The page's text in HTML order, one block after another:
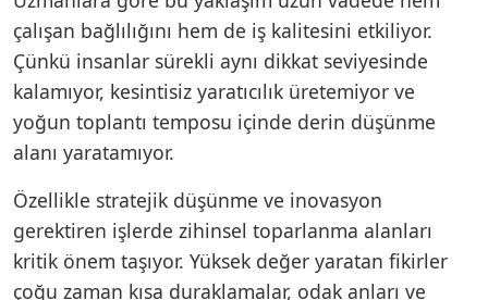
çalışan bağlılığını hem de iş kalitesini etkiliyor.
Çünkü insanlar sürekli aynı dikkat seviyesinde
kalamıyor, kesintisiz yaratıcılık üretemiyor ve
yoğun toplantı temposu içinde derin düşünme
alanı yaratamıyor.
Özellikle stratejik düşünme ve inovasyon
gerektiren işlerde zihinsel toparlanma alanları
kritik önem taşıyor. Yüksek değer yaratan fikirler
çoğu zaman kısa duraklamalar, odak anları ve